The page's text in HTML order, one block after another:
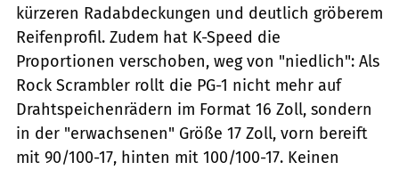
kürzeren Radabdeckungen und deutlich gröberem
Reifenprofil. Zudem hat K-Speed die
Proportionen verschoben, weg von "niedlich": Als
Rock Scrambler rollt die PG-1 nicht mehr auf
Drahtspeichenrädern im Format 16 Zoll, sondern
in der "erwachsenen" Größe 17 Zoll, vorn bereift
mit 90/100-17, hinten mit 100/100-17. Keinen